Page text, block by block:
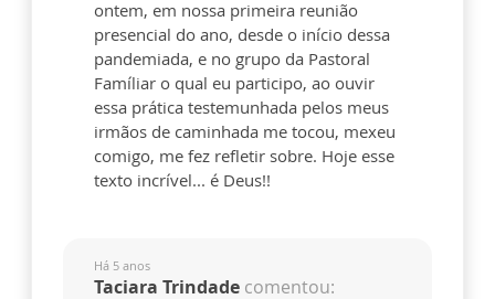
ontem, em nossa primeira reunião
presencial do ano, desde o início dessa
pandemiada, e no grupo da Pastoral
Famíliar o qual eu participo, ao ouvir
essa prática testemunhada pelos meus
irmãos de caminhada me tocou, mexeu
comigo, me fez refletir sobre. Hoje esse
texto incrível... é Deus!!
Há 5 anos
Taciara Trindade comentou: